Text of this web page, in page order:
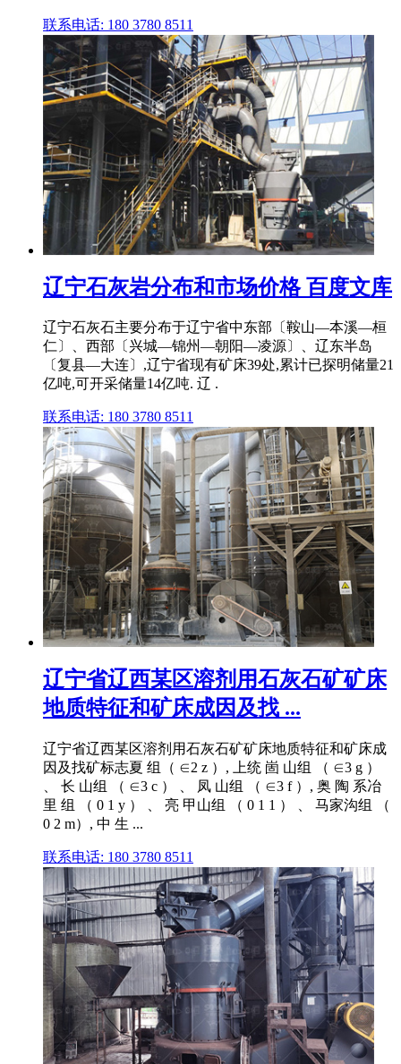
联系电话: 180 3780 8511
辽宁石灰岩分布和市场价格 百度文库
辽宁石灰石主要分布于辽宁省中东部〔鞍山—本溪—桓
仁〕、西部〔兴城—锦州—朝阳—凌源〕、辽东半岛
〔复县—大连〕,辽宁省现有矿床39处,累计已探明储量21
亿吨,可开采储量14亿吨. 辽 .
联系电话: 180 3780 8511
辽宁省辽西某区溶剂用石灰石矿矿床
地质特征和矿床成因及找 ...
辽宁省辽西某区溶剂用石灰石矿矿床地质特征和矿床成
因及找矿标志夏 组（ ∈2 z ）, 上统 崮 山组 （ ∈3 g ）
、 长 山组 （ ∈3 c ） 、 凤 山组 （ ∈3 f ）, 奥 陶 系冶
里 组 （ 0 1 y ） 、 亮 甲山组 （ 0 1 1 ） 、 马家沟组 （
0 2 m）, 中 生 ...
联系电话: 180 3780 8511